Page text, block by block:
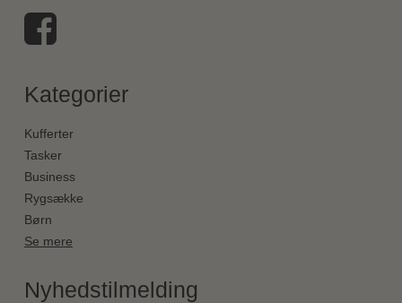
Kategorier
Kufferter
Tasker
Business
Rygsække
Børn
Se mere
Nyhedstilmelding